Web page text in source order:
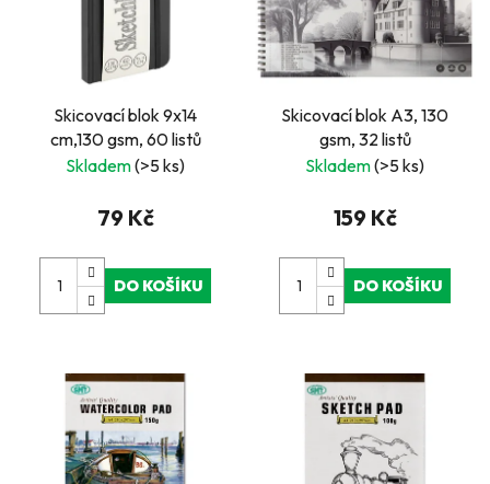
Skicovací blok 9x14
cm,130 gsm, 60 listů
Skladem(>5 ks)
79 Kč
DO KOŠÍKU
Skicovací blok A3, 130
gsm, 32 listů
Skladem(>5 ks)
159 Kč
DO KOŠÍKU